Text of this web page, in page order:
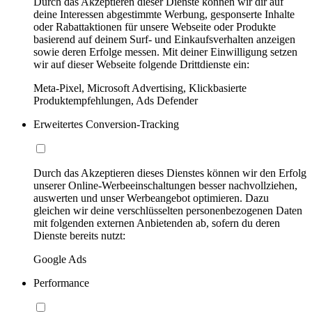
deine Interessen abgestimmte Werbung, gesponserte Inhalte
oder Rabattaktionen für unsere Webseite oder Produkte
basierend auf deinem Surf- und Einkaufsverhalten anzeigen
sowie deren Erfolge messen. Mit deiner Einwilligung setzen
wir auf dieser Webseite folgende Drittdienste ein:
Meta-Pixel, Microsoft Advertising, Klickbasierte
Produktempfehlungen, Ads Defender
Erweitertes Conversion-Tracking
Durch das Akzeptieren dieses Dienstes können wir den Erfolg
unserer Online-Werbeeinschaltungen besser nachvollziehen,
auswerten und unser Werbeangebot optimieren. Dazu
gleichen wir deine verschlüsselten personenbezogenen Daten
mit folgenden externen Anbietenden ab, sofern du deren
Dienste bereits nutzt:
Google Ads
Performance